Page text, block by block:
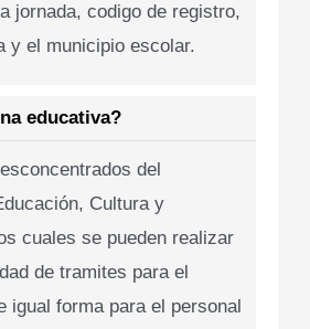
jornada, codigo de registro,
y el municipio escolar.
educativa?
del
Cultura y
cuales se pueden realizar
de tramites para el
igual forma para el personal